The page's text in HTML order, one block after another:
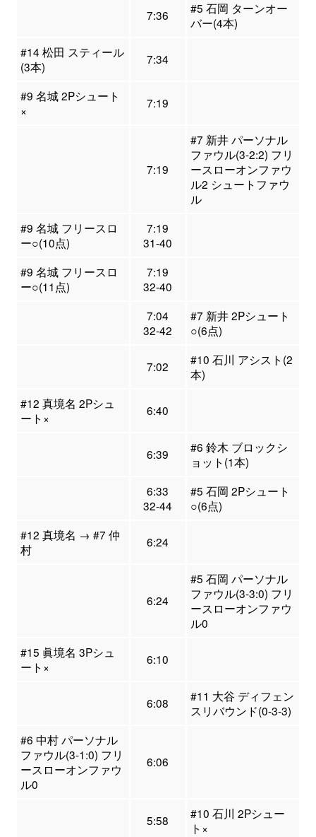
7:36
#5 石岡 ターンオー
バー(4本)
#14 松田 スティール
(3本)
7:34
#9 名城 2Pシュート
×
7:19
7:19
#7 新井 パーソナル
ファウル(3-2:2) フリ
ースローオンファウ
ル2 シュートファウ
ル
#9 名城 フリースロ
ー○(10点)
7:19
31-40
#9 名城 フリースロ
ー○(11点)
7:19
32-40
7:04
32-42
#7 新井 2Pシュート
○(6点)
7:02
#10 石川 アシスト(2
本)
#12 真境名 2Pシュ
ート×
6:40
6:39
#6 鈴木 ブロックシ
ョット(1本)
6:33
32-44
#5 石岡 2Pシュート
○(6点)
#12 真境名 → #7 仲
村
6:24
6:24
#5 石岡 パーソナル
ファウル(3-3:0) フリ
ースローオンファウ
ル0
#15 眞境名 3Pシュ
ート×
6:10
6:08
#11 大谷 ディフェン
スリバウンド(0-3-3)
#6 中村 パーソナル
ファウル(3-1:0) フリ
ースローオンファウ
ル0
6:06
5:58
#10 石川 2Pシュー
ト×